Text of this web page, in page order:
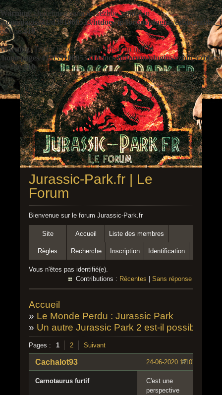
Warning: Undefined variable $ezbbc_config in
/homepages/41/d391060533/htdocs/jp/forum/plugins/ezbbc/
on line410
Warning: Trying to access array offset on null in
/homepages/41/d391060533/htdocs/jp/forum/plugins/ezbbc/
on line410
Jurassic-Park.fr | Le
Forum
Bienvenue sur le forum Jurassic-Park.fr
Site Accueil Liste des membres
Règles Recherche Inscription Identification
Vous n'êtes pas identifié(e).
Contributions : Récentes Sans réponse
Accueil
» Le Monde Perdu : Jurassic Park
» Un autre Jurassic Park 2 est-il possible ?
Pages : 1 2 Suivant
#1
24-06-2020 17:07:30
Cachalot93
Carnotaurus furtif
C'est une
perspective